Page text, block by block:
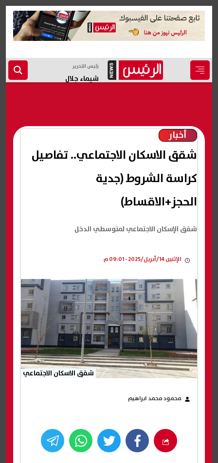
رئيس التحرير
شيماء جلال
أخبار
شقق الإسكان الاجتماعي لمتوسطي الدخل
شقق الاسكان الاجتماعي.. تفاصيل
كراسة الشروط (جدية
الحجز+الاقساط)
الإثنين 14/أبريل/2025 - 09:01 م
شقق الاسكان الاجتماعي
محمود محمد ابراهيم